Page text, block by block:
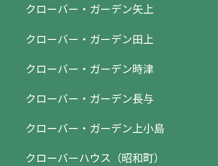
クローバー・ガーデン矢上
クローバー・ガーデン田上
クローバー・ガーデン時津
クローバー・ガーデン長与
クローバー・ガーデン上小島
クローバーハウス（昭和町）